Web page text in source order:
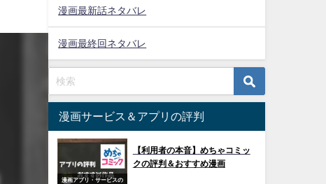
漫画最新話ネタバレ
漫画最終回ネタバレ
漫画サービス＆アプリの評判
漫画アプリ・サービスの
【利用者の本音】めちゃコミッ
クの評判＆おすすめ漫画